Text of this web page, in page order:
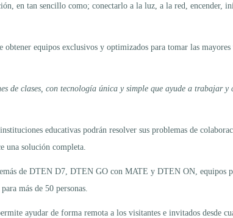
en tan sencillo como; conectarlo a la luz, a la red, encender,
equipos exclusivos y optimizados para tomar las
de clases, con tecnología única y simple que ayude a trabajar
educativas podrán resolver sus problemas de
una solución completa.
de DTEN D7, DTEN GO con MATE y DTEN ON, equipos
más de 50 personas.
ayudar de forma remota a los visitantes e invitados desde